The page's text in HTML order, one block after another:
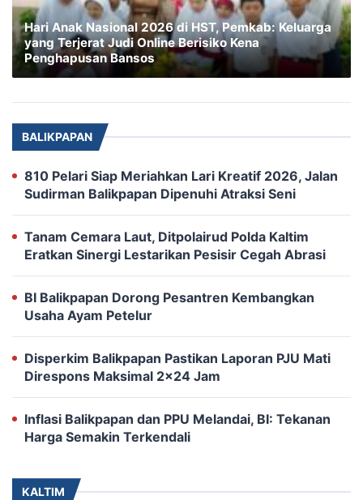
Hari Anak Nasional 2026 di HST, Pemkab: Keluarga
yang Terjerat Judi Online Berisiko Kena
Penghapusan Bansos
BALIKPAPAN
810 Pelari Siap Meriahkan Lari Kreatif 2026, Jalan
Sudirman Balikpapan Dipenuhi Atraksi Seni
Tanam Cemara Laut, Ditpolairud Polda Kaltim
Eratkan Sinergi Lestarikan Pesisir Cegah Abrasi
BI Balikpapan Dorong Pesantren Kembangkan
Usaha Ayam Petelur
Disperkim Balikpapan Pastikan Laporan PJU Mati
Direspons Maksimal 2×24 Jam
Inflasi Balikpapan dan PPU Melandai, BI: Tekanan
Harga Semakin Terkendali
KALTIM